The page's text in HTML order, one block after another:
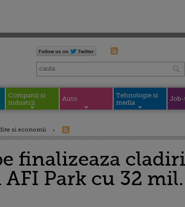
Companii si
industrii
Auto
Tehnologie si
media
si economii
finalizeaza
Park cu 32